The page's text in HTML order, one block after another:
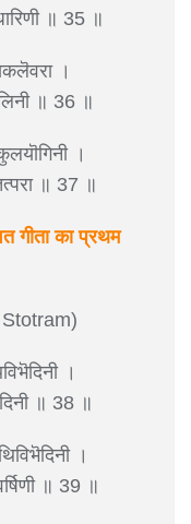
॥ 35 ॥
।
॥ 36 ॥
।
॥ 37 ॥
गीता का प्रथम
।
॥ 38 ॥
।
॥ 39 ॥